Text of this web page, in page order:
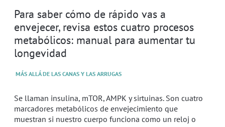
Para saber cómo de rápido vas a
envejecer, revisa estos cuatro procesos
metabólicos: manual para aumentar tu
longevidad
MÁS ALLÁ DE LAS CANAS Y LAS ARRUGAS
Se llaman insulina, mTOR, AMPK y sirtuinas. Son cuatro
marcadores metabólicos de envejecimiento que
muestran si nuestro cuerpo funciona como un reloj o